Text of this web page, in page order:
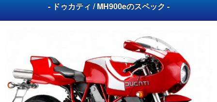
- ドゥカティ / MH900eのスペック -